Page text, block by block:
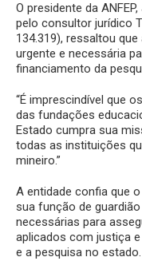
O presidente da
pelo consultor jurídico
134.319), ressaltou
urgente e necessária
financiamento da
“É imprescindível que
das fundações
Estado cumpra sua
todas as instituições
mineiro.”
A entidade confia que
sua função de
necessárias para
aplicados com justiça
e a pesquisa no estado.